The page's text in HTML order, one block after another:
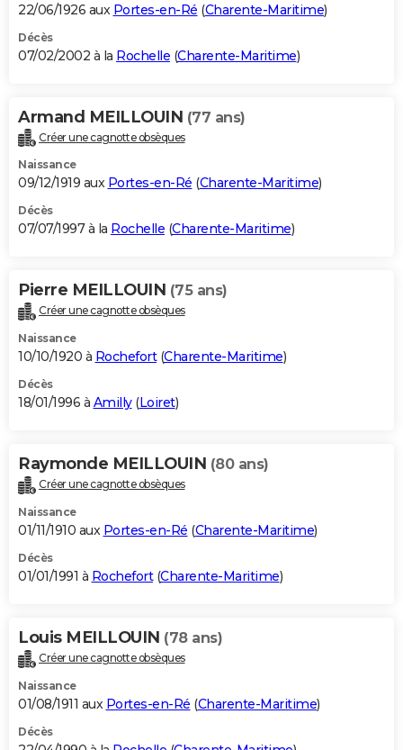
22/06/1926 aux Portes-en-Ré (Charente-Maritime)
Décès
07/02/2002 à la Rochelle (Charente-Maritime)
Armand MEILLOUIN (77 ans)
Créer une cagnotte obsèques
Naissance
09/12/1919 aux Portes-en-Ré (Charente-Maritime)
Décès
07/07/1997 à la Rochelle (Charente-Maritime)
Pierre MEILLOUIN (75 ans)
Créer une cagnotte obsèques
Naissance
10/10/1920 à Rochefort(Charente-Maritime)
Décès
18/01/1996 à Amilly(Loiret)
Raymonde MEILLOUIN (80 ans)
Créer une cagnotte obsèques
Naissance
01/11/1910 aux Portes-en-Ré (Charente-Maritime)
Décès
01/01/1991 à Rochefort(Charente-Maritime)
Louis MEILLOUIN (78 ans)
Créer une cagnotte obsèques
Naissance
01/08/1911 aux Portes-en-Ré (Charente-Maritime)
Décès